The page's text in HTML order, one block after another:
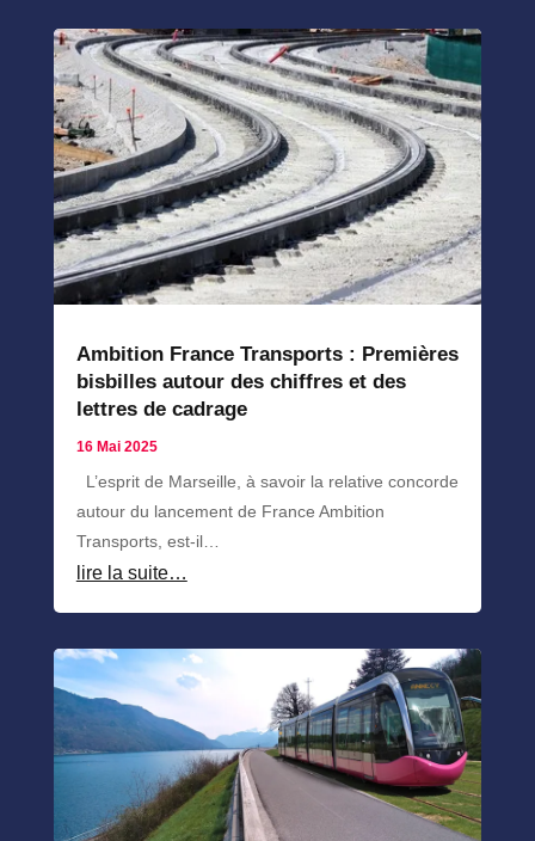
Ambition France Transports : Premières
bisbilles autour des chiffres et des
lettres de cadrage
16 Mai 2025
L’esprit de Marseille, à savoir la relative concorde
autour du lancement de France Ambition
Transports, est-il…
lire la suite…